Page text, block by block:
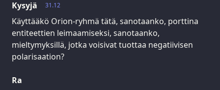
31.12
Kysyjä
Käyttääkö Orion-ryhmä tätä, sanotaanko, porttina
entiteettien leimaamiseksi, sanotaanko,
mieltymyksillä, jotka voisivat tuottaa negatiivisen
polarisaation?
Ra